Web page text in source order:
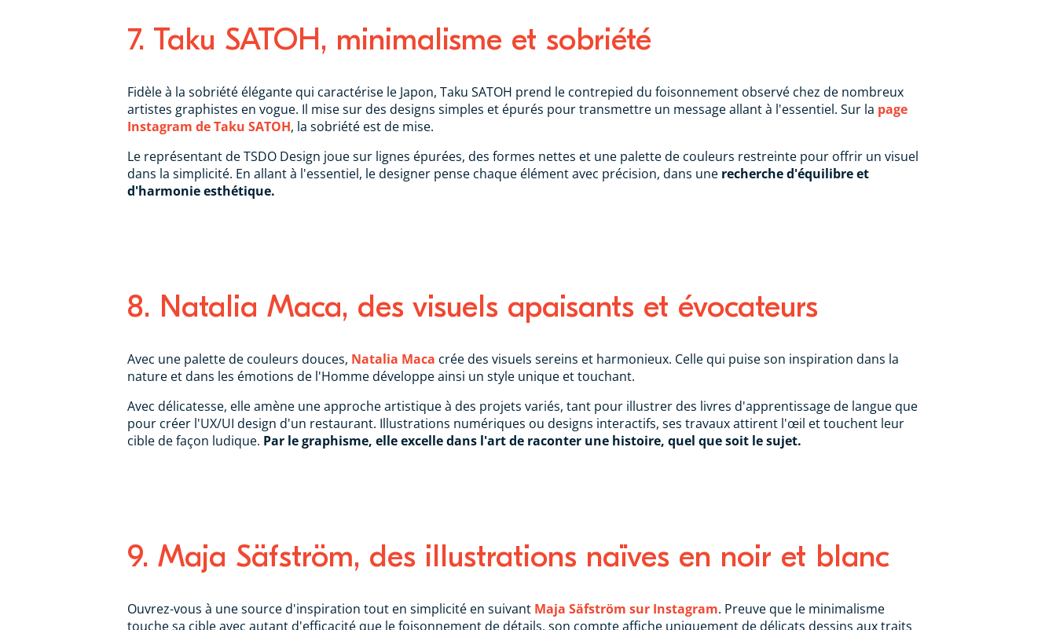
7. Taku SATOH, minimalisme et sobriété
Fidèle à la sobriété élégante qui caractérise le Japon, Taku SATOH prend le contrepied du foisonnement observé chez de nombreux
artistes graphistes en vogue. Il mise sur des designs simples et épurés pour transmettre un message allant à l'essentiel. Sur la page
Instagram de Taku SATOH, la sobriété est de mise.
Le représentant de TSDO Design joue sur lignes épurées, des formes nettes et une palette de couleurs restreinte pour offrir un visuel
dans la simplicité. En allant à l'essentiel, le designer pense chaque élément avec précision, dans une recherche d'équilibre et
d'harmonie esthétique.
8. Natalia Maca, des visuels apaisants et évocateurs
Avec une palette de couleurs douces, Natalia Maca crée des visuels sereins et harmonieux. Celle qui puise son inspiration dans la
nature et dans les émotions de l'Homme développe ainsi un style unique et touchant.
Avec délicatesse, elle amène une approche artistique à des projets variés, tant pour illustrer des livres d'apprentissage de langue que
pour créer l'UX/UI design d'un restaurant. Illustrations numériques ou designs interactifs, ses travaux attirent l'œil et touchent leur
cible de façon ludique. Par le graphisme, elle excelle dans l'art de raconter une histoire, quel que soit le sujet.
9. Maja Säfström, des illustrations naïves en noir et blanc
Ouvrez-vous à une source d'inspiration tout en simplicité en suivant Maja Säfström sur Instagram. Preuve que le minimalisme
touche sa cible avec autant d'efficacité que le foisonnement de détails, son compte affiche uniquement de délicats dessins aux traits